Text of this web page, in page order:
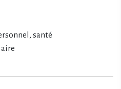
santé